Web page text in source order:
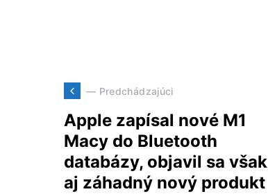
— Predchádzajúci
Apple zapísal nové M1
Macy do Bluetooth
databázy, objavil sa však
aj záhadný nový produkt